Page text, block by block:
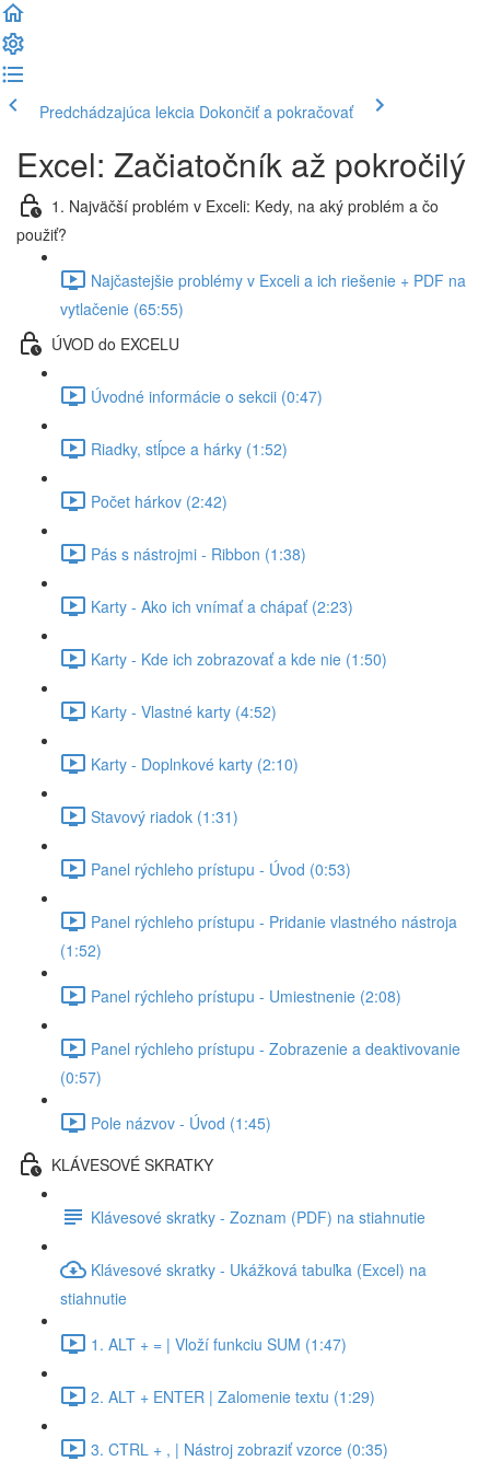
Predchádzajúca lekcia Dokončiť a pokračovať
Excel: Začiatočník až pokročilý
1. Najväčší problém v Exceli: Kedy, na aký problém a čo
použiť?
Najčastejšie problémy v Exceli a ich riešenie + PDF na
vytlačenie (65:55)
ÚVOD do EXCELU
Úvodné informácie o sekcii (0:47)
Riadky, stĺpce a hárky (1:52)
Počet hárkov (2:42)
Pás s nástrojmi - Ribbon (1:38)
Karty - Ako ich vnímať a chápať (2:23)
Karty - Kde ich zobrazovať a kde nie (1:50)
Karty - Vlastné karty (4:52)
Karty - Doplnkové karty (2:10)
Stavový riadok (1:31)
Panel rýchleho prístupu - Úvod (0:53)
Panel rýchleho prístupu - Pridanie vlastného nástroja
(1:52)
Panel rýchleho prístupu - Umiestnenie (2:08)
Panel rýchleho prístupu - Zobrazenie a deaktivovanie
(0:57)
Pole názvov - Úvod (1:45)
KLÁVESOVÉ SKRATKY
Klávesové skratky - Zoznam (PDF) na stiahnutie
Klávesové skratky - Ukážková tabuľka (Excel) na
stiahnutie
1. ALT + = | Vloží funkciu SUM (1:47)
2. ALT + ENTER | Zalomenie textu (1:29)
3. CTRL + , | Nástroj zobraziť vzorce (0:35)